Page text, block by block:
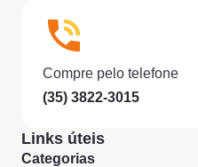
Compre pelo telefone
(35) 3822-3015
Links úteis
Categorias